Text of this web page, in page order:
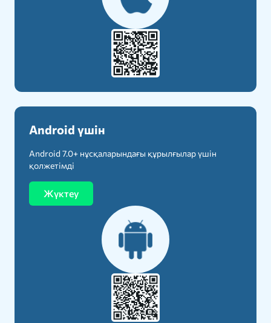
Android үшін
Android 7.0+ нұсқаларындағы құрылғылар үшін
қолжетімді
Жүктеу